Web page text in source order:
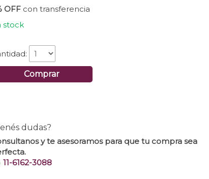
OFFcon transferencia
stock
Comprar
dudas?
y te asesoramos para que tu compra sea
11-6162-3088